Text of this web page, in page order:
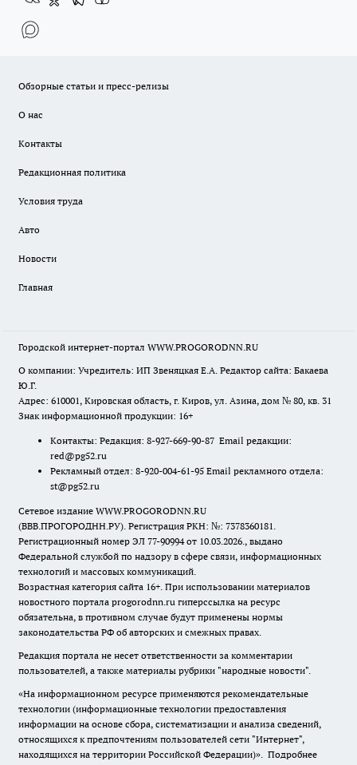
Обзорные статьи и пресс-релизы
О нас
Контакты
Редакционная политика
Условия труда
Авто
Новости
Главная
Городской интернет-портал WWW.PROGORODNN.RU
О компании: Учредитель: ИП Звеняцкая Е.А. Редактор сайта: Бакаева
Ю.Г.
Адрес: 610001, Кировская область, г. Киров, ул. Азина, дом № 80, кв. 31
Знак информационной продукции: 16+
Контакты: Редакция: 8-927-669-90-87 Email редакции:
red@pg52.ru
Рекламный отдел: 8-920-004-61-95 Email рекламного отдела:
st@pg52.ru
Сетевое издание WWW.PROGORODNN.RU
(ВВВ.ПРОГОРОДНН.РУ). Регистрация РКН: №: 7378360181.
Регистрационный номер ЭЛ 77-90994 от 10.03.2026., выдано
Федеральной службой по надзору в сфере связи, информационных
технологий и массовых коммуникаций.
Возрастная категория сайта 16+. При использовании материалов
новостного портала progorodnn.ru гиперссылка на ресурс
обязательна, в противном случае будут применены нормы
законодательства РФ об авторских и смежных правах.
Редакция портала не несет ответственности за комментарии
пользователей, а также материалы рубрики "народные новости".
«На информационном ресурсе применяются рекомендательные
технологии (информационные технологии предоставления
информации на основе сбора, систематизации и анализа сведений,
относящихся к предпочтениям пользователей сети "Интернет",
находящихся на территории Российской Федерации)». Подробнее